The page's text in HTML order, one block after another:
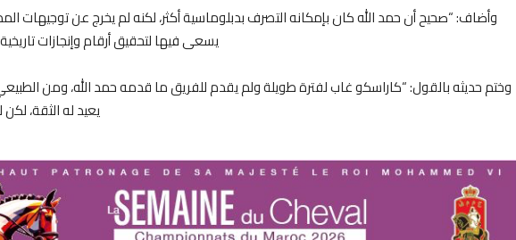
وأضاف: “صحيح أن حمد الله كان بإمكانه التصرف بدبلوماسية أكثر، لكنه لم يخرج عن توجيهات
يسعى فيها لتحقيق أرقام وإنجازات
وختم حديثه بالقول: “كاراسكو غاب لفترة طويلة ولم يقدم للفريق ما قدمه حمد الله، ومن
يعيد له الثقة،